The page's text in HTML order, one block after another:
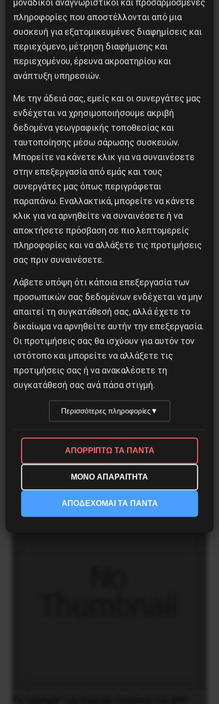
ιμπεριαλιστική σχισμή της ιστορίας
26 Μαΐου 2025
Το ΑΙ βαθαίνει την Κρίση
4 Αυγούστου 2026
Η Φινλανδία στο ρυθμό του πολέμου
3 Αυγούστου 2026
μοναδικοί αναγνωριστικοί και προσαρμοσμένες
πληροφορίες που αποστέλλονται από μια
συσκευή για εξατομικευμένες διαφημίσεις και
περιεχόμενο, μέτρηση διαφήμισης και
περιεχομένου, έρευνα ακροατηρίου και
ανάπτυξη υπηρεσιών.
Με την άδειά σας, εμείς και οι συνεργάτες μας
ενδέχεται να χρησιμοποιήσουμε ακριβή
δεδομένα γεωγραφικής τοποθεσίας και
ταυτοποίησης μέσω σάρωσης συσκευών.
Μπορείτε να κάνετε κλικ για να συναινέσετε
στην επεξεργασία από εμάς και τους
συνεργάτες μας όπως περιγράφεται
παραπάνω. Εναλλακτικά, μπορείτε να κάνετε
κλικ για να αρνηθείτε να συναινέσετε ή να
αποκτήσετε πρόσβαση σε πιο λεπτομερείς
πληροφορίες και να αλλάξετε τις προτιμήσεις
σας πριν συναινέσετε.
Λάβετε υπόψη ότι κάποια επεξεργασία των
προσωπικών σας δεδομένων ενδέχεται να μην
απαιτεί τη συγκατάθεσή σας, αλλά έχετε το
δικαίωμα να αρνηθείτε αυτήν την επεξεργασία.
Οι προτιμήσεις σας θα ισχύουν για αυτόν τον
ιστότοπο και μπορείτε να αλλάξετε τις
προτιμήσεις σας ή να ανακαλέσετε τη
συγκατάθεσή σας ανά πάσα στιγμή.
Περισσότερες πληροφορίες▼
ΑΠΟΡΡΙΠΤΩ ΤΑ ΠΑΝΤΑ
ΜΟΝΟ ΑΠΑΡΑΙΤΗΤΑ
ΑΠΟΔΕΧΟΜΑΙ ΤΑ ΠΑΝΤΑ